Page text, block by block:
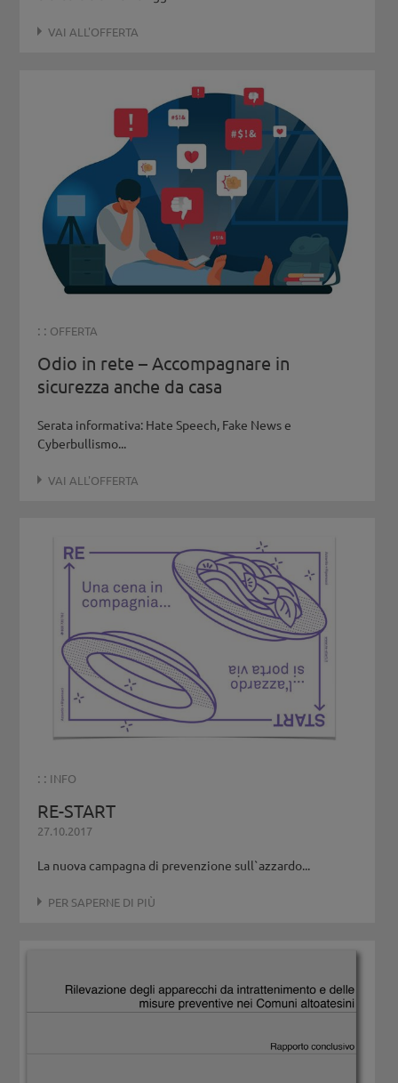
VAI ALL'OFFERTA
: : OFFERTA
Odio in rete – Accompagnare in
sicurezza anche da casa
Serata informativa: Hate Speech, Fake News e
Cyberbullismo...
VAI ALL'OFFERTA
: : INFO
RE-START
27.10.2017
La nuova campagna di prevenzione sull`azzardo...
PER SAPERNE DI PIÙ